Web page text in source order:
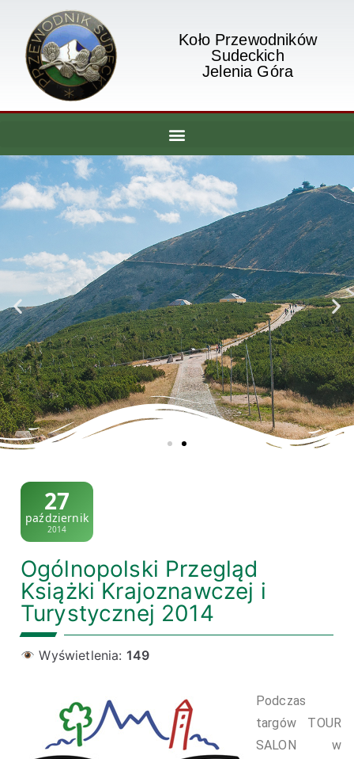
Koło Przewodników
Sudeckich
Jelenia Góra
27
październik
2014
Ogólnopolski Przegląd
Książki Krajoznawczej i
Turystycznej 2014
Wyświetlenia: 149
Podczas
targów TOUR
SALON w